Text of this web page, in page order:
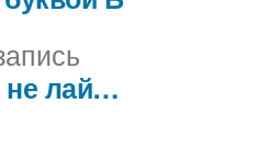
запись:
не лай…